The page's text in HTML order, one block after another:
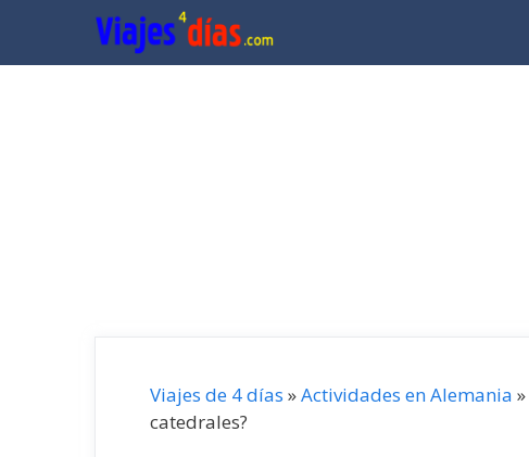
contenido
Viajes de 4 días »Actividades en Alemania »
catedrales?